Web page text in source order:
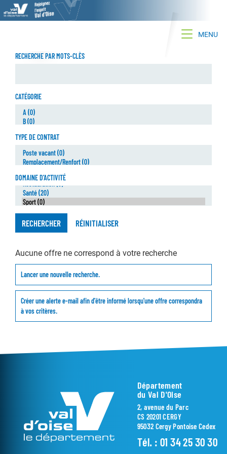
Toggle
MENU
RECHERCHE PAR MOTS-CLÈS
CATÉGORIE
TYPE DE CONTRAT
DOMAINE D'ACTIVITÉ
RECHERCHER RÉINITIALISER
Aucune offre ne correspond à votre recherche
Lancer une nouvelle recherche.
Créer une alerte e-mail afin d'être informé lorsqu'une offre correspondra
à vos critères.
Département
du Val D'Oise
2, avenue du Parc
CS 20201 CERGY
95032 Cergy Pontoise Cedex
Tél. : 01 34 25 30 30